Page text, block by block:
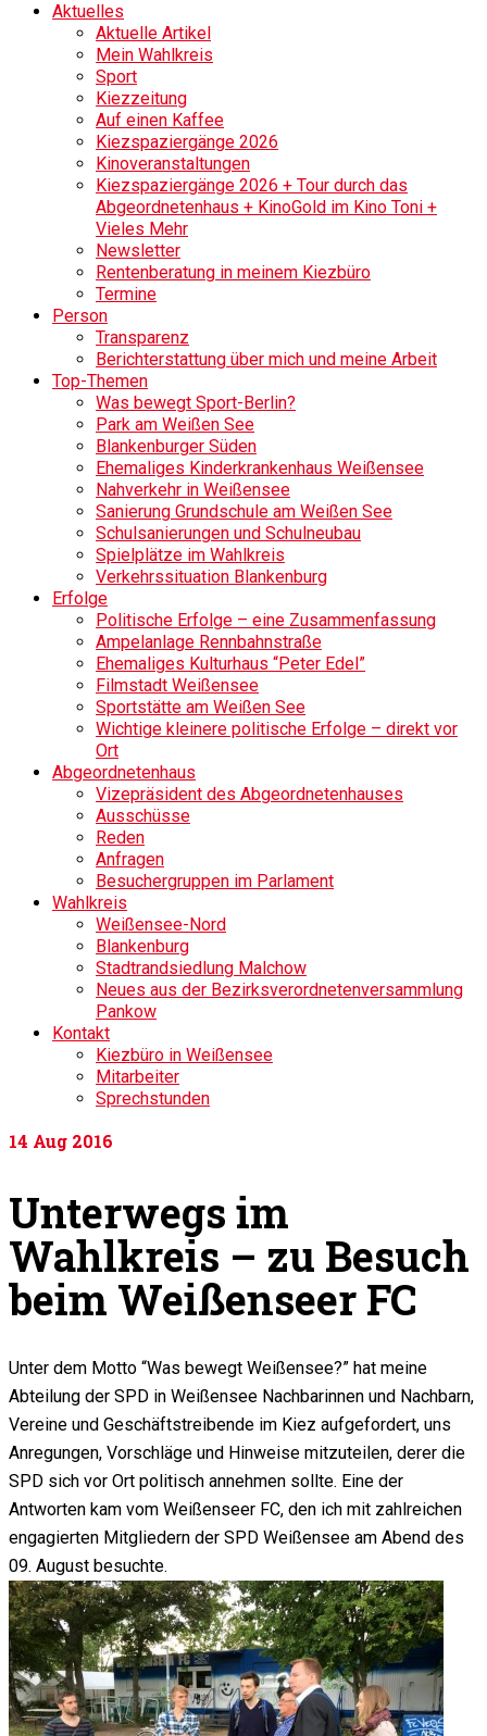
Aktuelles
Aktuelle Artikel
Mein Wahlkreis
Sport
Kiezzeitung
Auf einen Kaffee
Kiezspaziergänge 2026
Kinoveranstaltungen
Kiezspaziergänge 2026 + Tour durch das
Abgeordnetenhaus + KinoGold im Kino Toni +
Vieles Mehr
Newsletter
Rentenberatung in meinem Kiezbüro
Termine
Person
Transparenz
Berichterstattung über mich und meine Arbeit
Top-Themen
Was bewegt Sport-Berlin?
Park am Weißen See
Blankenburger Süden
Ehemaliges Kinderkrankenhaus Weißensee
Nahverkehr in Weißensee
Sanierung Grundschule am Weißen See
Schulsanierungen und Schulneubau
Spielplätze im Wahlkreis
Verkehrssituation Blankenburg
Erfolge
Politische Erfolge – eine Zusammenfassung
Ampelanlage Rennbahnstraße
Ehemaliges Kulturhaus “Peter Edel”
Filmstadt Weißensee
Sportstätte am Weißen See
Wichtige kleinere politische Erfolge – direkt vor
Ort
Abgeordnetenhaus
Vizepräsident des Abgeordnetenhauses
Ausschüsse
Reden
Anfragen
Besuchergruppen im Parlament
Wahlkreis
Weißensee-Nord
Blankenburg
Stadtrandsiedlung Malchow
Neues aus der Bezirksverordnetenversammlung
Pankow
Kontakt
Kiezbüro in Weißensee
Mitarbeiter
Sprechstunden
14 Aug 2016
Unterwegs im
Wahlkreis – zu Besuch
beim Weißenseer FC
Unter dem Motto “Was bewegt Weißensee?” hat meine
Abteilung der SPD in Weißensee Nachbarinnen und Nachbarn,
Vereine und Geschäftstreibende im Kiez aufgefordert, uns
Anregungen, Vorschläge und Hinweise mitzuteilen, derer die
SPD sich vor Ort politisch annehmen sollte. Eine der
Antworten kam vom Weißenseer FC, den ich mit zahlreichen
engagierten Mitgliedern der SPD Weißensee am Abend des
09. August besuchte.